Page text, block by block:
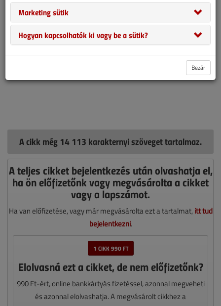
A cikk még 14 113 karakternyi szöveget tartalmaz.
A teljes cikket bejelentkezés után olvashatja el,
ha ön előfizetőnk vagy megvásárolta a cikket
vagy a lapszámot.
Ha van előfizetése, vagy már megvásárolta ezt a tartalmat, itt tud
bejelentkezni.
1 CIKK 990 FT
Elolvasná ezt a cikket, de nem előfizetőnk?
990 Ft-ért, online bankkártyás fizetéssel, azonnal megveheti
és azonnal elolvashatja. A megvásárolt cikkhez a
Marketing sütik
Hogyan kapcsolhatók ki vagy be a sütik?
Bezár